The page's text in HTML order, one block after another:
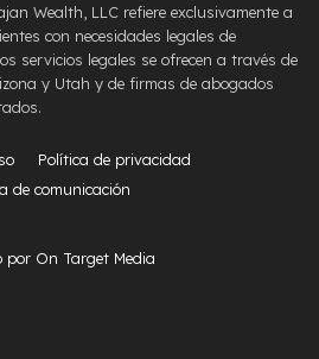
Wealth, LLC refiere exclusivamente a
con necesidades legales de
servicios legales se ofrecen a través de
y Utah y de firmas de abogados
Política de privacidad
de comunicación
por On Target Media